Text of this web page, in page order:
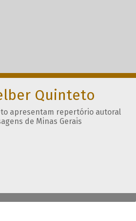
Quinteto
apresentam repertório autoral
de Minas Gerais